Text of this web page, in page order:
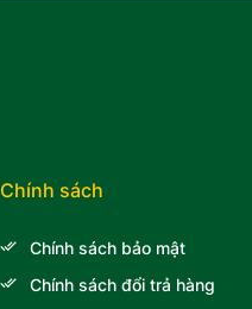
Chính sách
Chính sách bảo mật
Chính sách đổi trả hàng